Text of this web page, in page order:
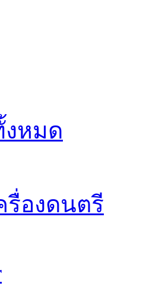
งหมด
องดนตรี